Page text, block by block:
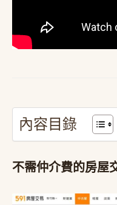
內容目錄
不需仲介費的房屋